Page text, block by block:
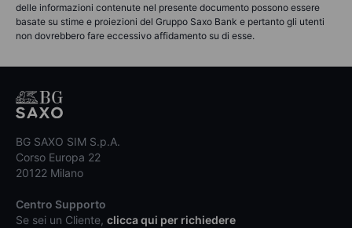
delle informazioni contenute nel presente documento possono essere
basate su stime e proiezioni del Gruppo Saxo Bank e pertanto gli utenti
non dovrebbero fare eccessivo affidamento su di esse.
BG SAXO SIM S.p.A.
Corso Europa 22
20122 Milano
Centro Supporto
Se sei un Cliente, clicca qui per richiedere